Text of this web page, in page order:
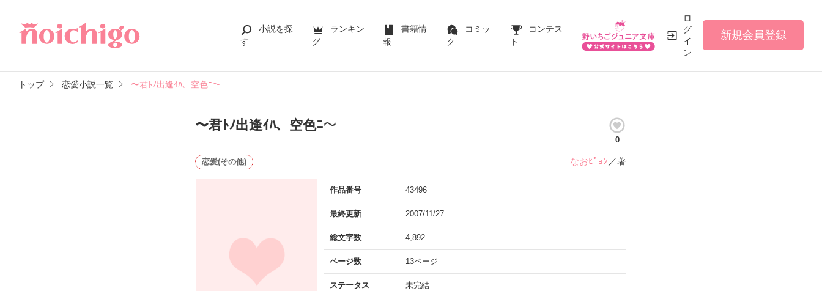
小説を探
す
ランキン
グ
書籍情
報
コミッ
ク
コンテス
ト
ロ
グ
イ
ン
新規会員登録
トップ 恋愛小説一覧 〜君ﾄﾉ出逢ｲﾊ、空色ﾆ〜
〜君ﾄﾉ出逢ｲﾊ、空色ﾆ〜
0
恋愛(その他) なおﾋﾟｮﾝ ／著
作品番号 43496
最終更新 2007/11/27
総文字数 4,892
ページ数 13ページ
ステータス 未完結